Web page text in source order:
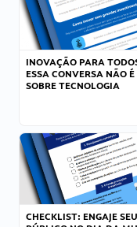
INOVAÇÃO PARA
ESSA CONVERSA NÃO É
SOBRE TECNOLOGIA
CHECKLIST: ENGAJE SEU